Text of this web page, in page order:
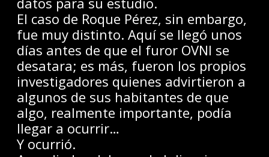
El caso de Roque Pérez, sin embargo,
fue muy distinto. Aquí se llegó unos
días antes de que el furor OVNI se
desatara; es más, fueron los propios
investigadores quienes advirtieron a
algunos de sus habitantes de que
algo, realmente importante, podía
llegar a ocurrir…
Y ocurrió.